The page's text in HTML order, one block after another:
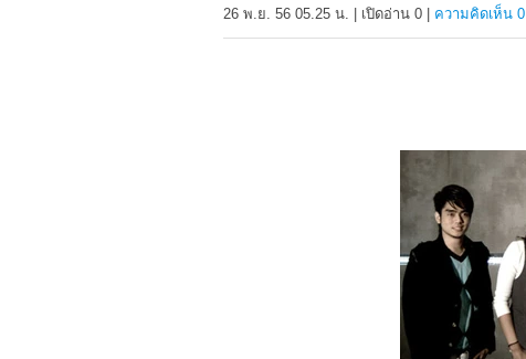
26 พ.ย. 56 05.25 น. เปิดอ่าน 0 ความคิดเห็น 0